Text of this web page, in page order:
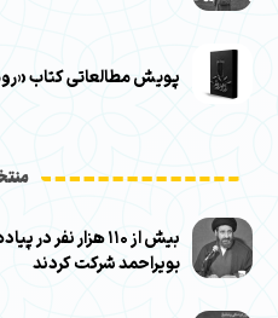
پویش مطالعاتی کتاب
بیش از ۱۱۰ هزار
بویراحمد شرکت کردند